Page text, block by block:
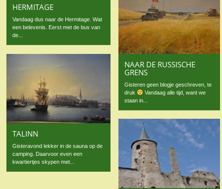
HERMITAGE
Vandaag dus naar de Hermitage. Wat
een belevenis. Eerst met de bus van
de...
NAAR DE RUSSISCHE
GRENS
Gisteren geen blogje geschreven, te
druk
Vandaag alle tijd, want we
staan in...
TALINN
Gisteravond lekker in de sauna op de
camping. Daarvoor even een
kwartiertjes skypen met...